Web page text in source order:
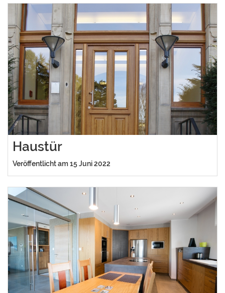
Haustür
Veröffentlicht am 15 Juni 2022